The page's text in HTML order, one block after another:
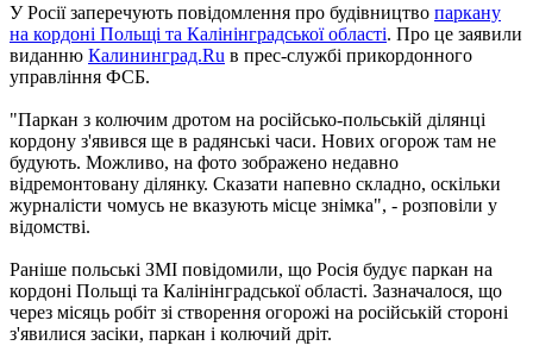
У Росії заперечують повідомлення про будівництво паркану
на кордоні Польщі та Калінінградської області. Про це заявили
виданню Калининград.Ru в прес-службі прикордонного
управління ФСБ.
"Паркан з колючим дротом на російсько-польській ділянці
кордону з'явився ще в радянські часи. Нових огорож там не
будують. Можливо, на фото зображено недавно
відремонтовану ділянку. Сказати напевно складно, оскільки
журналісти чомусь не вказують місце знімка", - розповіли у
відомстві.
Раніше польські ЗМІ повідомили, що Росія будує паркан на
кордоні Польщі та Калінінградської області. Зазначалося, що
через місяць робіт зі створення огорожі на російській стороні
з'явилися засіки, паркан і колючий дріт.